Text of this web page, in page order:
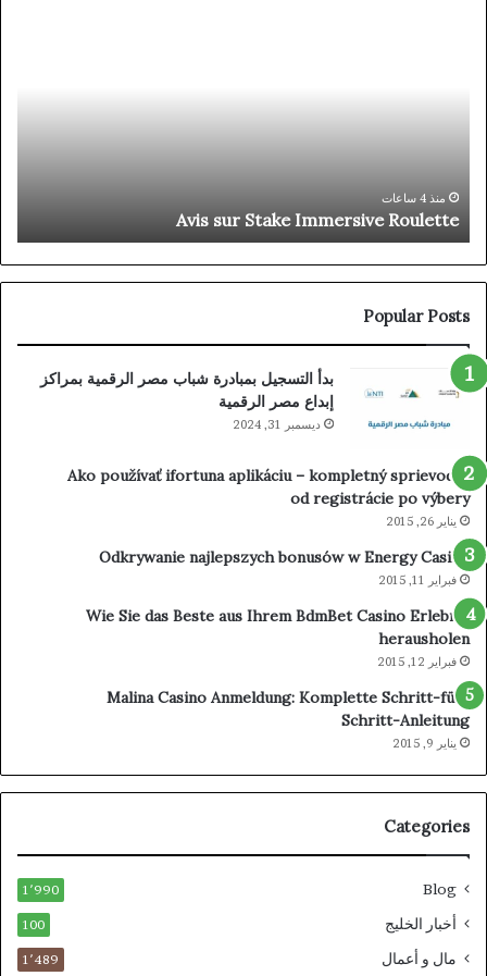
منذ 4 ساعات
Avis sur Stake Immersive Roulette
Popular Posts
بدأ التسجيل بمبادرة شباب مصر الرقمية بمراكز
إبداع مصر الرقمية
ديسمبر 31, 2024
Ako používať ifortuna aplikáciu – kompletný sprievodca
od registrácie po výbery
يناير 26, 2015
Odkrywanie najlepszych bonusów w Energy Casino
فبراير 11, 2015
Wie Sie das Beste aus Ihrem BdmBet Casino Erlebnis
herausholen
فبراير 12, 2015
Malina Casino Anmeldung: Komplette Schritt-für-
Schritt-Anleitung
يناير 9, 2015
Categories
Blog 1٬990
أخبار الخليج 100
مال و أعمال 1٬489